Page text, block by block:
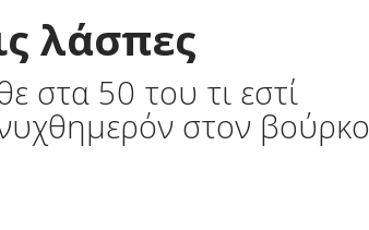
λάσπες
στα 50 του τι εστί
στον βούρκο